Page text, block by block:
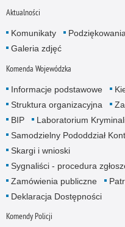
Aktualności
Komunikaty
Galeria zdjęć
Komenda Wojewódzka
Informacje podstawowe
Struktura organizacyjna
BIP
Laboratorium
Samodzielny Pododdział
Skargi i wnioski
Sygnaliści - procedura
Zamówienia publiczne
Deklaracja Dostępności
Komendy Policji